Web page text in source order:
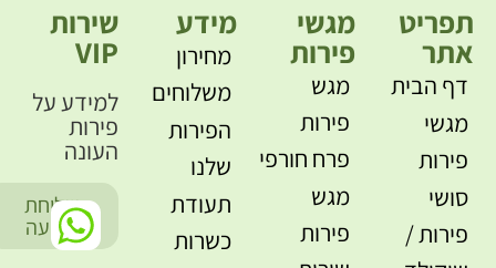
תפריט
אתר
דף הבית
מגשי
פירות
סושי
פירות /
מגשי
פירות
מגש
פירות
פרח חורפי
מגש
פירות
מידע
מחירון
משלוחים
הפירות
שלנו
תעודת
כשרות
שירות
VIP
למידע על
פירות
העונה
שליחת
הודעה